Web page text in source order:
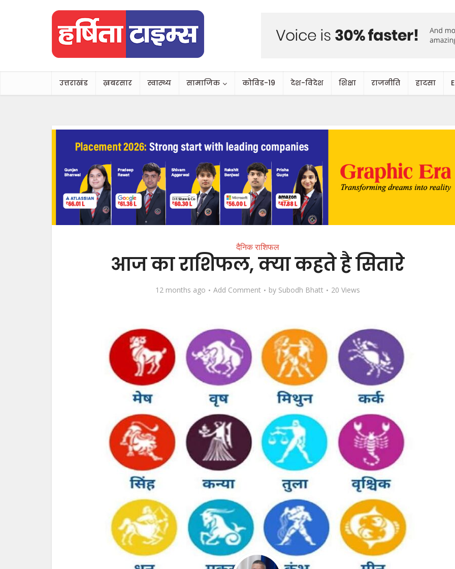
उत्तराखंड ख़बरसार स्वास्थ्य सामाजिक कोविड-19 देश-विदेश शिक्षा राजनीति हादसा
दैनिक राशिफल
आज का राशिफल, क्या कहते है सितारे
12 months ago Add Comment by Subodh Bhatt 20 Views